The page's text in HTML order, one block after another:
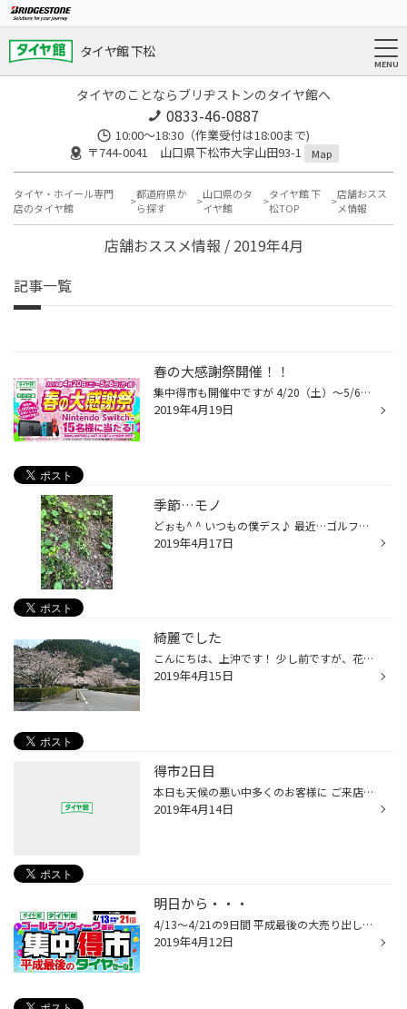
タイヤ館 下松
タイヤのことならブリヂストンのタイヤ館へ
0833-46-0887
10:00～18:30（作業受付は18:00まで)
〒744-0041 山口県下松市大字山田93-1
Map
タイヤ・ホイール専門
店のタイヤ館
都道府県か
ら探す
山口県のタ
イヤ館
タイヤ館 下
松TOP
店舗おスス
メ情報
店舗おススメ情報 / 2019年4月
記事一覧
春の大感謝祭開催！！
集中得市も開催中ですが 4/20（土）～5/6（月・祝）の期間 抽選でＮintenndo Switchが当たる 【春の大感謝祭】を開催致します♪
2019年4月19日
季節…モノ
どぉも^ ^ いつもの僕デス♪ 最近…ゴルフネタしか無く…携帯の写真フォルダーをちょっと見てたら…ちょうど良いのがありました！ ↑の写真には何があるでしょう？^ ^ ↑アップしたら分かりますよねー^ ^ 掘ったら…こんなコが出てきました^ ^ ↓結構大変w
2019年4月17日
綺麗でした
こんにちは、上沖です！ 少し前ですが、花見をしてきました‼ ちょうど良いときにみれて、地球めっちゃ綺麗でした。 しかしもう葉桜になりはじめていて一瞬だったんだなぁ…と思っている今日この頃です。
2019年4月15日
得市2日目
本日も天候の悪い中多くのお客様に ご来店頂きました。 ありがとうございます。 集中得市まだまだ続きま～す。 17日水曜日は店休日となりますので お間違えの無いようお願いいたします。
2019年4月14日
明日から・・・
4/13～4/21の9日間 平成最後の大売り出し 【集中得市】を開催致します。 タイヤの付け替え（冬⇒夏）がまだの方 新品購入をご検討中の方 ＧＷ前にちょっと点検を・・・って方 この機会に是非ご来店下さい。
2019年4月12日